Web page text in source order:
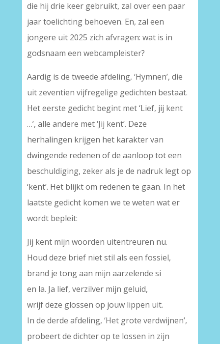
die hij drie keer gebruikt, zal over een paar
jaar toelichting behoeven. En, zal een
jongere uit 2025 zich afvragen: wat is in
godsnaam een webcampleister?
Aardig is de tweede afdeling, ‘Hymnen’, die
uit zeventien vijfregelige gedichten bestaat.
Het eerste gedicht begint met ‘Lief, jij kent
…’, alle andere met ‘Jij kent’. Deze
herhalingen krijgen het karakter van
dwingende redenen of de aanloop tot een
beschuldiging, zeker als je de nadruk legt op
‘kent’. Het blijkt om redenen te gaan. In het
laatste gedicht komen we te weten wat er
wordt bepleit:
Jij kent mijn woorden uitentreuren nu.
Houd deze brief niet stil als een fossiel,
brand je tong aan mijn aarzelende si
en la. Ja lief, verzilver mijn geluid,
wrijf deze glossen op jouw lippen uit.
In de derde afdeling, ‘Het grote verdwijnen’,
probeert de dichter op te lossen in zijn